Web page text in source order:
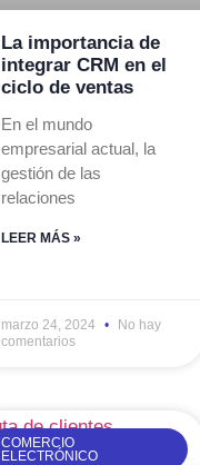
La importancia de
integrar CRM en el
ciclo de ventas
En el mundo
empresarial actual, la
gestión de las
relaciones
LEER MÁS »
marzo 24, 2024
No hay
comentarios
COMERCIO
ELECTRÓNICO